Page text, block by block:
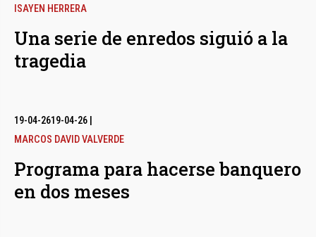
ISAYEN HERRERA
Una serie de enredos siguió a la
tragedia
19-04-2619-04-26
MARCOS DAVID VALVERDE
Programa para hacerse banquero
en dos meses